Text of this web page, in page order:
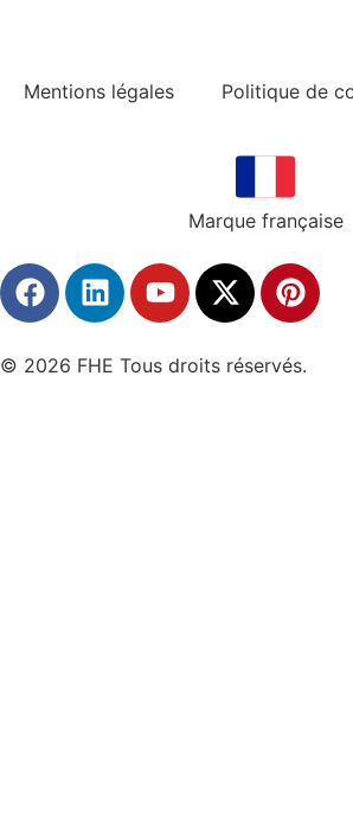
Mentions légales Politique de
Marque française
© 2026 FHE Tous droits réservés.